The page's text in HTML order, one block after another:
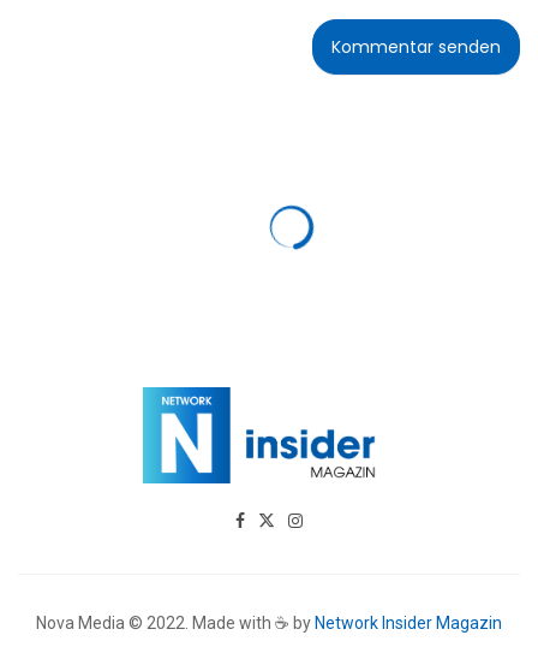
Nova Media © 2022. Made with ☕ by Network Insider Magazin